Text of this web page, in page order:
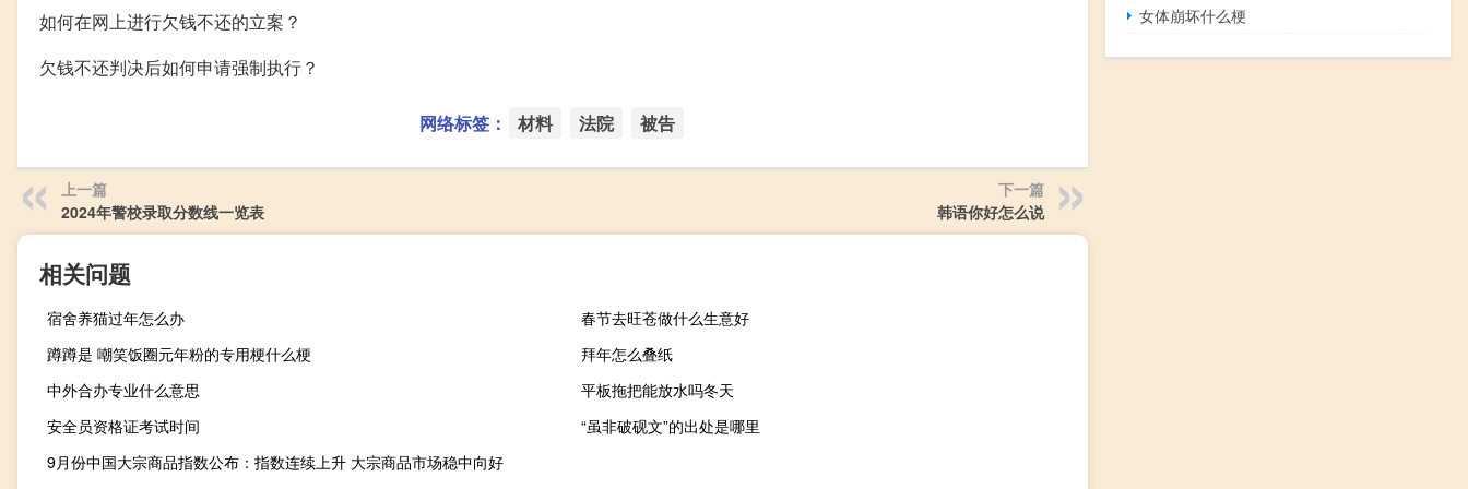
如何在网上进行欠钱不还的立案？
欠钱不还判决后如何申请强制执行？
网络标签： 材料 法院 被告
上一篇
2024年警校录取分数线一览表
下一篇
韩语你好怎么说
相关问题
宿舍养猫过年怎么办
春节去旺苍做什么生意好
蹲蹲是 嘲笑饭圈元年粉的专用梗什么梗
拜年怎么叠纸
中外合办专业什么意思
平板拖把能放水吗冬天
安全员资格证考试时间
“虽非破砚文”的出处是哪里
9月份中国大宗商品指数公布：指数连续上升 大宗商品市场稳中向好
女体崩坏什么梗